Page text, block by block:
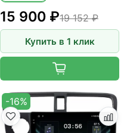
19 152 ₽
15 900 ₽
Купить в 1 клик
-16%